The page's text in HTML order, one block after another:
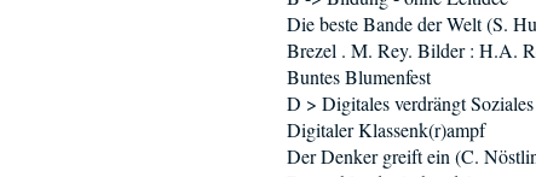
Die beste Bande der Welt (S.
Brezel . M. Rey. Bilder : H.A.
Buntes Blumenfest
D > Digitales verdrängt Soziales
Digitaler Klassenk(r)ampf
Der Denker greift ein (C.